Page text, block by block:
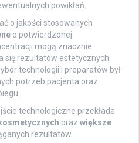
powikłań.
o jakości stosowanych
o potwierdzonej
mogą znacznie
się rezultatów estetycznych.
technologii i preparatów był
potrzeb pacjenta oraz
technologiczne przekłada
oraz większe
rezultatów.